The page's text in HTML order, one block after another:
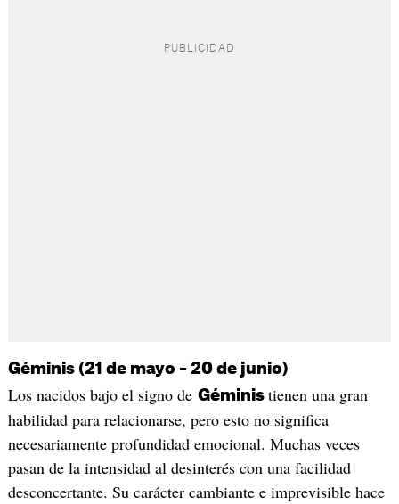
Géminis (21 de mayo – 20 de junio)
Los nacidos bajo el signo de Géminis tienen una gran
habilidad para relacionarse, pero esto no significa
necesariamente profundidad emocional. Muchas veces
pasan de la intensidad al desinterés con una facilidad
desconcertante. Su carácter cambiante e imprevisible hace